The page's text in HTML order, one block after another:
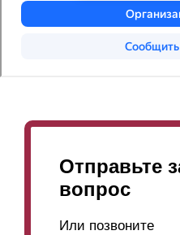
Отправьте
вопрос
Или позвоните